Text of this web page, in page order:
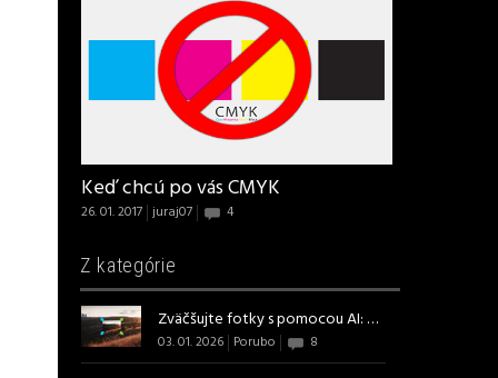
Keď chcú po vás CMYK
26. 01. 2017 juraj07 4
Z kategórie
Zväčšujte fotky s pomocou AI: pr...
03. 01. 2026 Porubo 8